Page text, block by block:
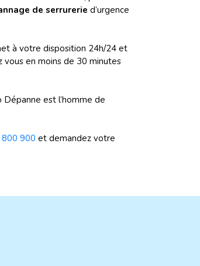
de serrurerie d’urgence
à votre disposition 24h/24 et
en moins de 30 minutes
est l’homme de
900 et demandez votre